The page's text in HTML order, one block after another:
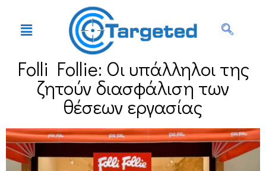
Folli Follie: Οι υπάλληλοι της
ζητούν διασφάλιση των
θέσεων εργασίας